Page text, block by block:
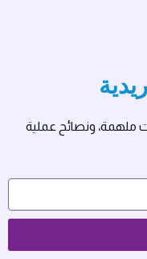
ملهمة، ونصائح عملية